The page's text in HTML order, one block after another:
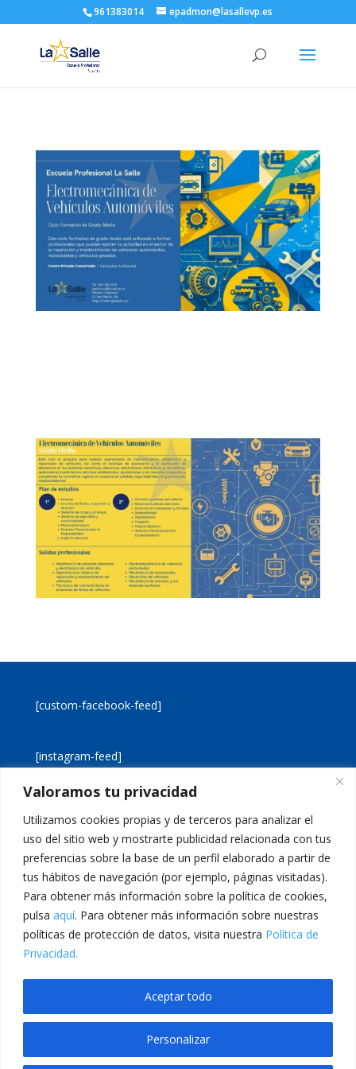
Valoramos tu privacidad
Utilizamos cookies propias y de terceros para analizar el
uso del sitio web y mostrarte publicidad relacionada con tus
preferencias sobre la base de un perfil elaborado a partir de
tus hábitos de navegación (por ejemplo, páginas visitadas).
Para obtener más información sobre la política de cookies,
pulsa aquí. Para obtener más información sobre nuestras
políticas de protección de datos, visita nuestra Política de
Privacidad.
Personalizar
Aceptar todo
961383014 epadmon@lasallevp.es
[custom-facebook-feed]
[instagram-feed]
Aviso legal
Política de cookies
Calle San Martín, 56 · 46980 · Paterna · Valencia Telf:
961 383 014 · epadmon@lasallevp.es
bullbahis girişGrandpashabet Giriş